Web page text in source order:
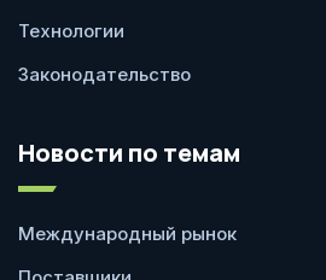
Технологии
Законодательство
Новости по темам
Международный рынок